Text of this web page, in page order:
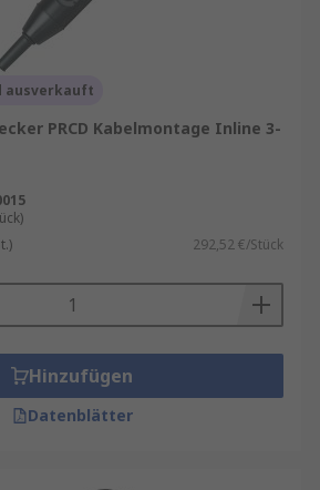
langfristig.
ausverkauft
PRCD Kabelmontage Inline 3-
292,52 €/Stück
Hinzufügen
Datenblätter